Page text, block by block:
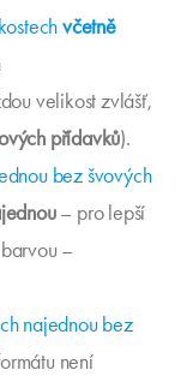
včetně
velikost zvlášť,
přídavků).
bez švových
– pro lepší
–
najednou bez
není